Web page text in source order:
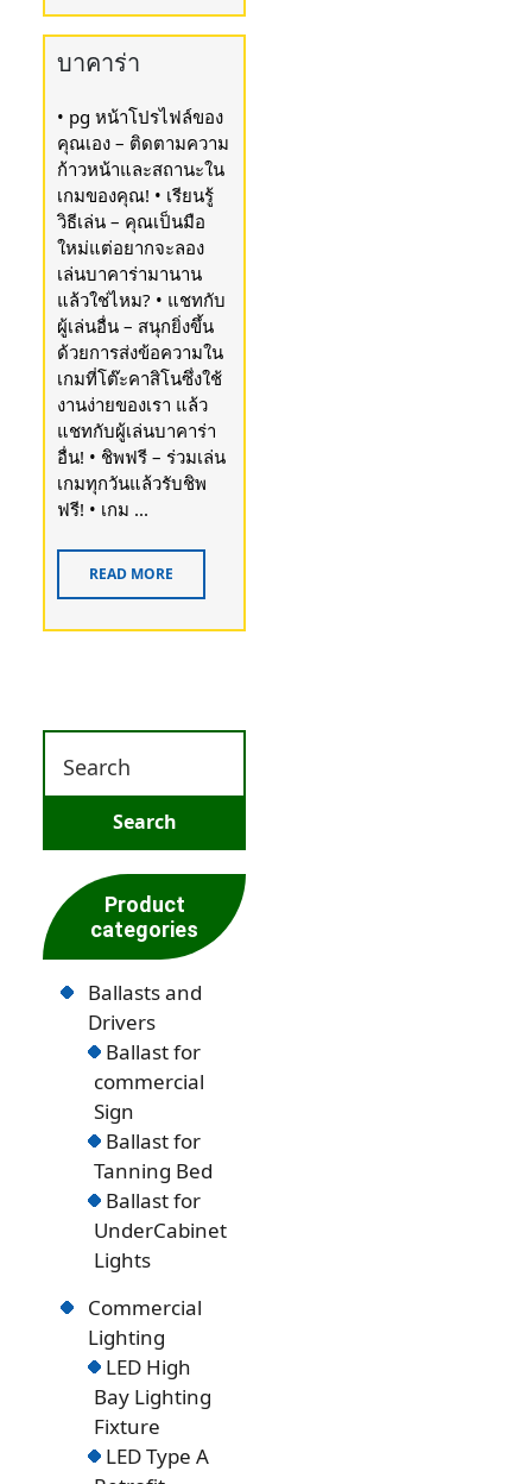
บาคาร่า
• pg หน้าโปรไฟล์ของ
คุณเอง – ติดตามความ
ก้าวหน้าและสถานะใน
เกมของคุณ! • เรียนรู้
วิธีเล่น – คุณเป็นมือ
ใหม่แต่อยากจะลอง
เล่นบาคาร่ามานาน
แล้วใช่ไหม? • แชทกับ
ผู้เล่นอื่น – สนุกยิ่งขึ้น
ด้วยการส่งข้อความใน
เกมที่โต๊ะคาสิโนซึ่งใช้
งานง่ายของเรา แล้ว
แชทกับผู้เล่นบาคาร่า
อื่น! • ชิพฟรี – ร่วมเล่น
เกมทุกวันแล้วรับชิพ
ฟรี! • เกม ...
READ MORE
Product
categories
Ballasts and
Drivers
Ballast for
commercial
Sign
Ballast for
Tanning Bed
Ballast for
UnderCabinet
Lights
Commercial
Lighting
LED High
Bay Lighting
Fixture
LED Type A